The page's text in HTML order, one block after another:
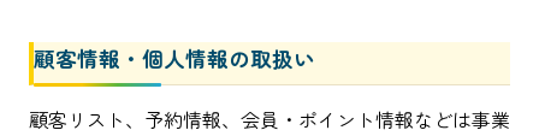
顧客情報・個人情報の取扱い
顧客リスト、予約情報、会員・ポイント情報などは事業